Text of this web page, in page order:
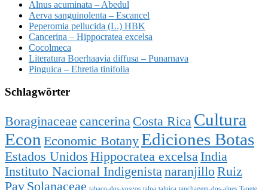
Alnus acuminata – Abedul
Aerva sanguinolenta – Escancel
Peperomia pellucida (L.) HBK
Cancerina – Hippocratea excelsa
Cocolmeca
Literatura Boerhaavia diffusa – Punarnava
Pinguica – Ehretia tinifolia
Schlagwörter
Boraginaceae cancerina Costa Rica Cultura
Econ Economic BotanyEdiciones Botas
Estados Unidos Hippocratea excelsaIndia
Instituto Nacional IndigenistanaranjilloRuiz
Pav Solanaceae tabaco-dos-vosgos talpa talpica tanchagem-dos-alpes Tapete